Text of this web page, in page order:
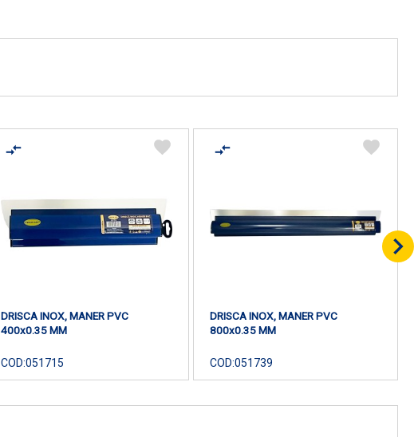
DRISCA INOX, MANER PVC
400x0.35 MM
COD:051715
DRISCA INOX, MANER PVC
800x0.35 MM
COD:051739